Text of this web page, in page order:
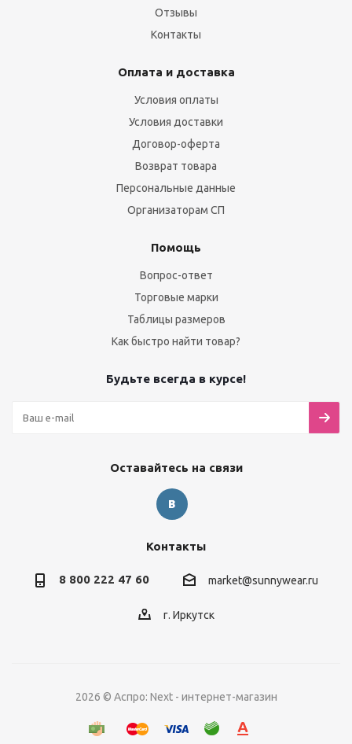
Отзывы
Контакты
Оплата и доставка
Условия оплаты
Условия доставки
Договор-оферта
Возврат товара
Персональные данные
Организаторам СП
Помощь
Вопрос-ответ
Торговые марки
Таблицы размеров
Как быстро найти товар?
Будьте всегда в курсе!
Оставайтесь на связи
Контакты
8 800 222 47 60 market@sunnywear.ru
г. Иркутск
2026 © Аспро: Next - интернет-магазин